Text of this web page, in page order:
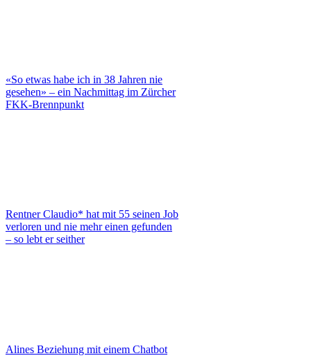
«So etwas habe ich in 38 Jahren nie
gesehen» – ein Nachmittag im Zürcher
FKK-Brennpunkt
Rentner Claudio* hat mit 55 seinen Job
verloren und nie mehr einen gefunden
– so lebt er seither
Alines Beziehung mit einem Chatbot